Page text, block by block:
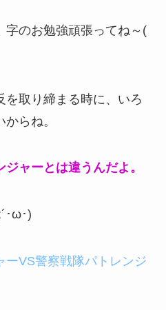
字のお勉強頑張ってね～(
を取り締まる時に、いろ
らね。
ジャーとは違うんだよ。
･ω･)
ーVS警察戦隊パトレンジ